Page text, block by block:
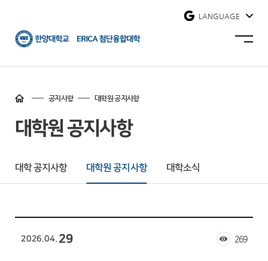
에리카
첨단융합대학
열기
LANGUAGE
바로가기
공지사항 대학원 공지사항
대학원 공지사항
대학 공지사항 대학원 공지사항 대학소식
2026.04. 29 269